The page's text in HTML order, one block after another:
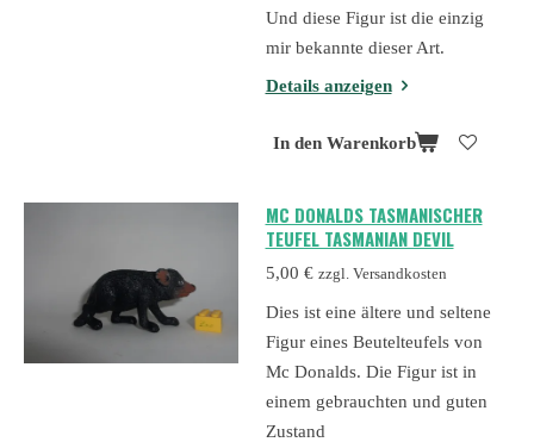
Und diese Figur ist die einzig
mir bekannte dieser Art.
Details anzeigen
In den Warenkorb
MC DONALDS TASMANISCHER
TEUFEL TASMANIAN DEVIL
5,00 € zzgl. Versandkosten
Dies ist eine ältere und seltene
Figur eines Beutelteufels von
Mc Donalds. Die Figur ist in
einem gebrauchten und guten
Zustand